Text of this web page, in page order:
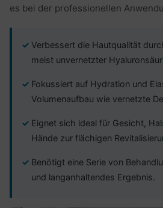
es bei der professionellen
Verbessert die Hautqualität
meist unvernetzter
Fokussiert auf Hydration und
Volumenaufbau wie vernetzte
Eignet sich ideal für Gesicht,
Hände zur flächigen
Benötigt eine Serie von
und langanhaltendes Ergebnis.